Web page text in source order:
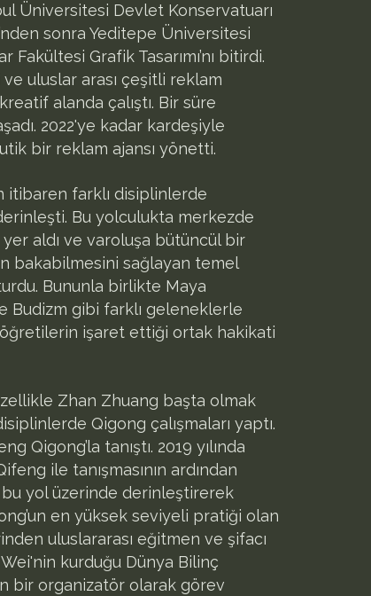
Üniversitesi Devlet Konservatuarı
sonra Yeditepe Üniversitesi
Fakültesi Grafik Tasarımı’nı bitirdi.
uluslar arası çeşitli reklam
alanda çalıştı. Bir süre
2022'ye kadar kardeşiyle
bir reklam ajansı yönetti.
itibaren farklı disiplinlerde
Bu yolculukta merkezde
aldı ve varoluşa bütüncül bir
bakabilmesini sağlayan temel
Bununla birlikte Maya
Budizm gibi farklı geleneklerle
öğretilerin işaret ettiği ortak hakikati
Zhan Zhuang başta olmak
Qigong çalışmaları yaptı.
Qigong’la tanıştı. 2019 yılında
ile tanışmasının ardından
bu yol üzerinde derinleştirerek
en yüksek seviyeli pratiği olan
uluslararası eğitmen ve şifacı
kurduğu Dünya Bilinç
bir organizatör olarak görev